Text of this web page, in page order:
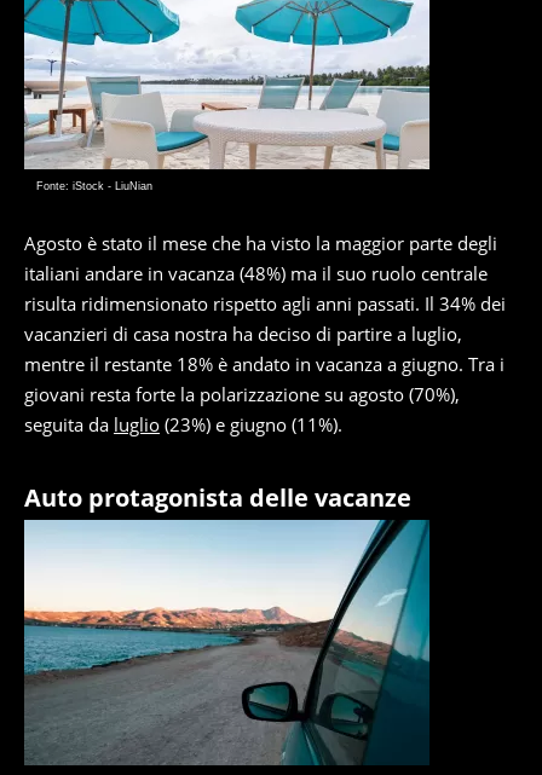
Fonte: iStock - LiuNian
Agosto è stato il mese che ha visto la maggior parte degli
italiani andare in vacanza (48%) ma il suo ruolo centrale
risulta ridimensionato rispetto agli anni passati. Il 34% dei
vacanzieri di casa nostra ha deciso di partire a luglio,
mentre il restante 18% è andato in vacanza a giugno. Tra i
giovani resta forte la polarizzazione su agosto (70%),
seguita da luglio (23%) e giugno (11%).
Auto protagonista delle vacanze